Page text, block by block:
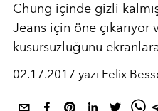
Chung içinde gizli
Jeans için öne çıkarıyor
kusursuzluğunu
02.17.2017 yazı Felix